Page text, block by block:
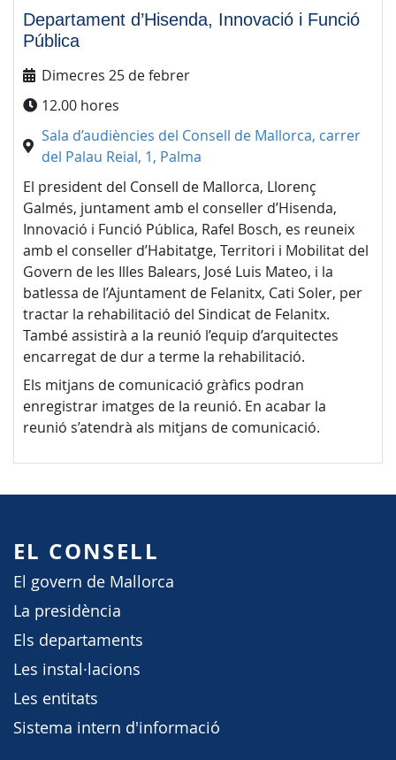
Departament d’Hisenda, Innovació i Funció
Pública
Dimecres 25 de febrer
12.00 hores
Sala d’audiències del Consell de Mallorca, carrer
del Palau Reial, 1, Palma
El president del Consell de Mallorca, Llorenç
Galmés, juntament amb el conseller d’Hisenda,
Innovació i Funció Pública, Rafel Bosch, es reuneix
amb el conseller d’Habitatge, Territori i Mobilitat del
Govern de les Illes Balears, José Luis Mateo, i la
batlessa de l’Ajuntament de Felanitx, Cati Soler, per
tractar la rehabilitació del Sindicat de Felanitx.
També assistirà a la reunió l’equip d’arquitectes
encarregat de dur a terme la rehabilitació.
Els mitjans de comunicació gràfics podran
enregistrar imatges de la reunió. En acabar la
reunió s’atendrà als mitjans de comunicació.
EL CONSELL
El govern de Mallorca
La presidència
Els departaments
Les instal·lacions
Les entitats
Sistema intern d'informació